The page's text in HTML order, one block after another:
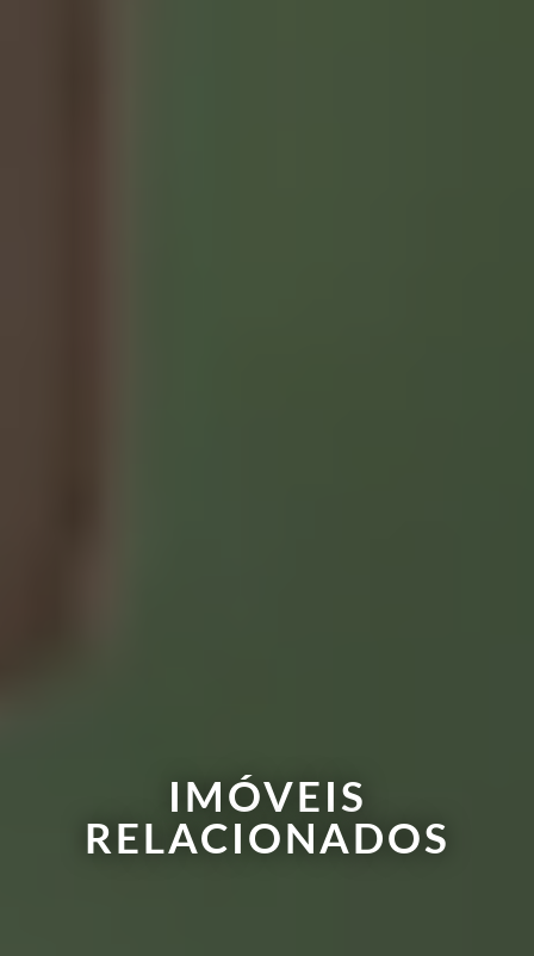
IMÓVEIS
RELACIONADOS